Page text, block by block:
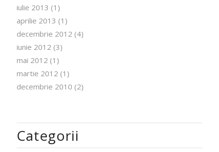
iulie 2013 (1)
aprilie 2013 (1)
decembrie 2012 (4)
iunie 2012 (3)
mai 2012 (1)
martie 2012 (1)
decembrie 2010 (2)
Categorii